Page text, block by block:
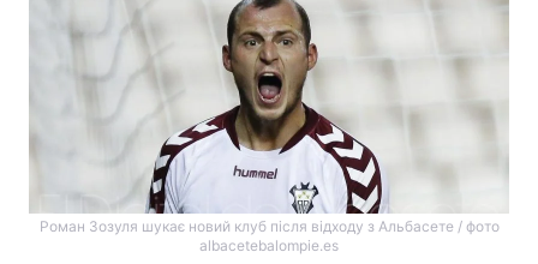
Роман Зозуля шукає новий клуб після відходу з Альбасете / фото
albacetebalompie.es